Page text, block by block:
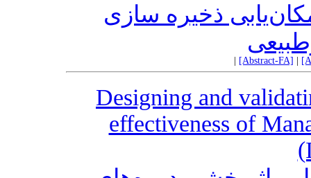
فراترکیب تصمیم راهبردی: مکان‌یابی ذخیره‎ سازی
[Abstract-FA]
Designing and
effectiveness of